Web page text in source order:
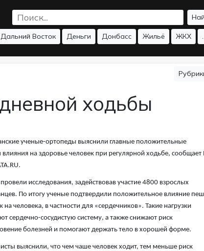
Дальний Восток Деньги Донбасс Жильё ЖКХ
ходьбы
ученые-ортопеды выяснили главные положительные
на здоровье человек при регулярной ходьбе,
исследования, задействовав участие 4800 взрослых
По итогу ученые подтвердили положительное влияние
на человека, в частности для «сердечников». Такие нагрузки
сердечно-сосудистую систему, а также снижают риск
болезней и помогают держать тело в хорошей форме.
выяснили, что чем чаше человек ходит, тем меньше риск